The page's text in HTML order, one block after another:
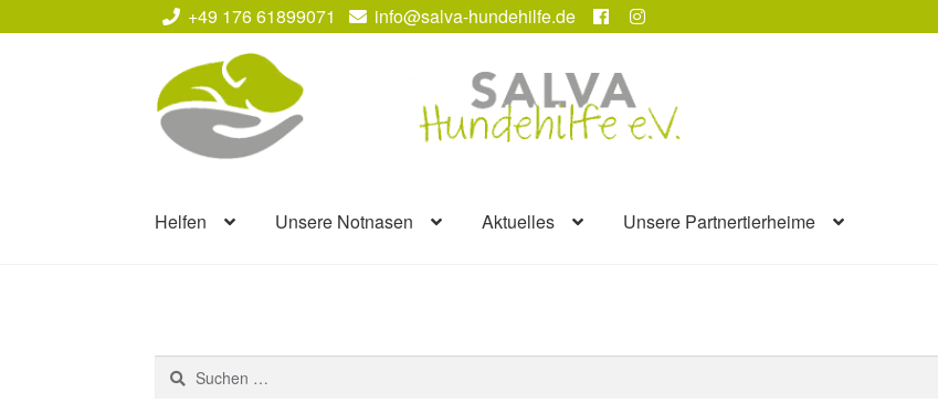
+49 176 61899071 info@salva-hundehilfe.de
Navigation
springen
Zum
Inhalt
springen
Helfen Unsere Notnasen Aktuelles Unsere Partnertierheime
Suchen
nach: